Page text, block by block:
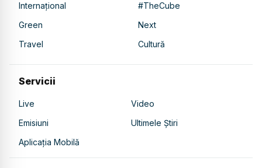
Internațional
#TheCube
Green
Next
Travel
Cultură
Servicii
Live
Video
Emisiuni
Ultimele Știri
Aplicația Mobilă